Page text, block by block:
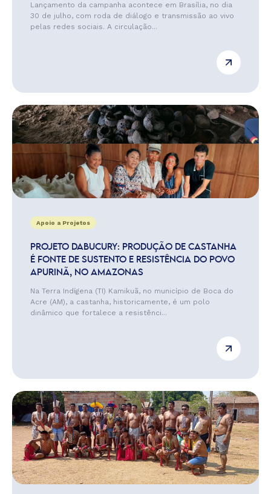
Lançamento da campanha acontece em Brasília, no dia
30 de julho, com roda de diálogo e transmissão ao vivo
pelas redes sociais. A circulação...
Apoio a Projetos
PROJETO DABUCURY: PRODUÇÃO DE CASTANHA
É FONTE DE SUSTENTO E RESISTÊNCIA DO POVO
APURINÃ, NO AMAZONAS
Na Terra Indígena (TI) Kamikuã, no município de Boca do
Acre (AM), a castanha, historicamente, é um polo
dinâmico que fortalece a resistênci...